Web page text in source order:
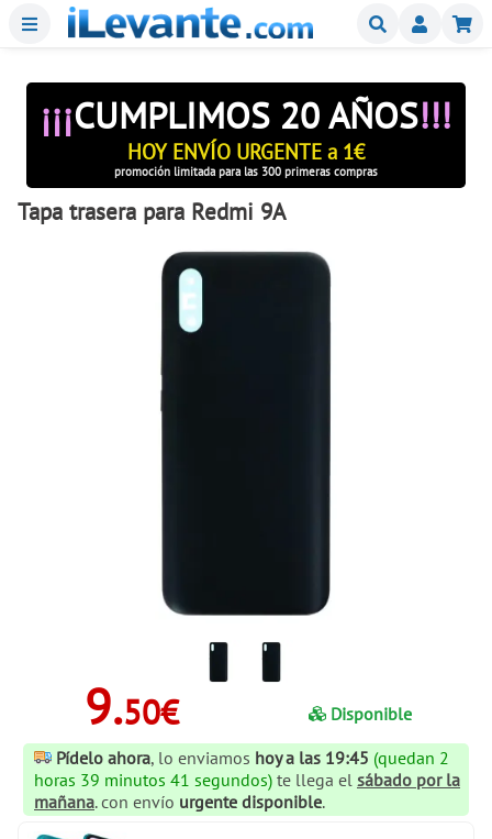
Menu Buscar
¡¡¡CUMPLIMOS 20 AÑOS!!!
HOY ENVÍO URGENTE a 1€
promoción limitada para las 300 primeras compras
Tapa trasera para Redmi 9A
9.50€
Disponible
Pídelo ahora, lo enviamos hoy a las 19:45 (quedan 2
horas 39 minutos 40 segundos) te llega el sábado por la
mañana. con envío urgente disponible.